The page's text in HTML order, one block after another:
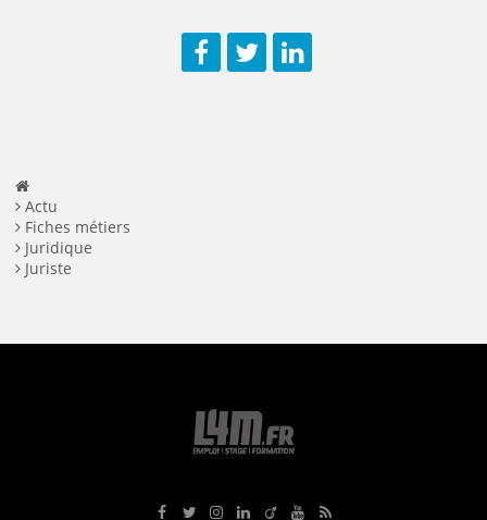
Actu
Fiches métiers
Juridique
Juriste